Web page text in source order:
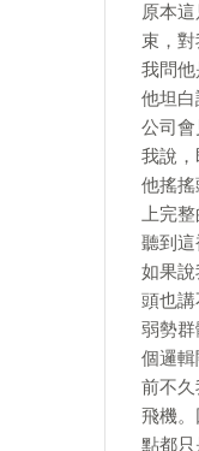
原本
束，
我問
他坦
公司會
我說
他搖
上完整
聽到這
如果
頭也
弱勢
個邏
前不
飛機
點都